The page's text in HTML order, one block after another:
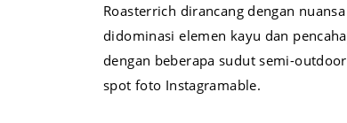
Roasterrich dirancang dengan
didominasi elemen kayu dan
dengan beberapa sudut semi-
spot foto Instagramable.